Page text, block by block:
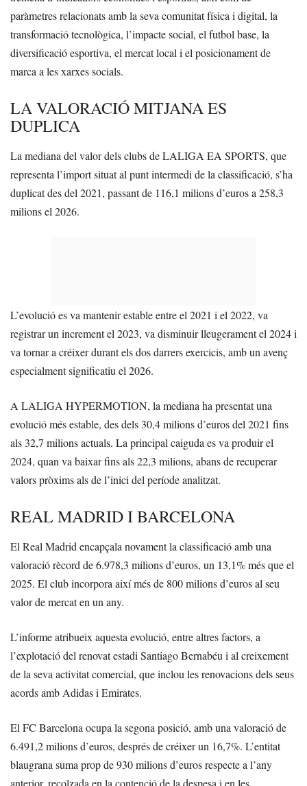
paràmetres relacionats amb la seva comunitat física i digital, la
transformació tecnològica, l’impacte social, el futbol base, la
diversificació esportiva, el mercat local i el posicionament de
marca a les xarxes socials.
LA VALORACIÓ MITJANA ES
DUPLICA
La mediana del valor dels clubs de LALIGA EA SPORTS, que
representa l’import situat al punt intermedi de la classificació, s’ha
duplicat des del 2021, passant de 116,1 milions d’euros a 258,3
milions el 2026.
L’evolució es va mantenir estable entre el 2021 i el 2022, va
registrar un increment el 2023, va disminuir lleugerament el 2024 i
va tornar a créixer durant els dos darrers exercicis, amb un avenç
especialment significatiu el 2026.
A LALIGA HYPERMOTION, la mediana ha presentat una
evolució més estable, des dels 30,4 milions d’euros del 2021 fins
als 32,7 milions actuals. La principal caiguda es va produir el
2024, quan va baixar fins als 22,3 milions, abans de recuperar
valors pròxims als de l’inici del període analitzat.
REAL MADRID I BARCELONA
El Real Madrid encapçala novament la classificació amb una
valoració rècord de 6.978,3 milions d’euros, un 13,1% més que el
2025. El club incorpora així més de 800 milions d’euros al seu
valor de mercat en un any.
L’informe atribueix aquesta evolució, entre altres factors, a
l’explotació del renovat estadi Santiago Bernabéu i al creixement
de la seva activitat comercial, que inclou les renovacions dels seus
acords amb Adidas i Emirates.
El FC Barcelona ocupa la segona posició, amb una valoració de
6.491,2 milions d’euros, després de créixer un 16,7%. L’entitat
blaugrana suma prop de 930 milions d’euros respecte a l’any